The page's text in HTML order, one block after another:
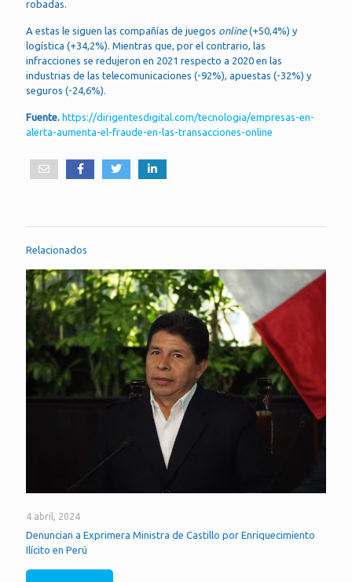
robadas.
A estas le siguen las compañías de juegos online(+50,4%) y
logística (+34,2%). Mientras que, por el contrario, las
infracciones se redujeron en 2021 respecto a 2020 en las
industrias de las telecomunicaciones (-92%), apuestas (-32%) y
seguros (-24,6%).
Fuente. https://dirigentesdigital.com/tecnologia/empresas-en-
alerta-aumenta-el-fraude-en-las-transacciones-online
Relacionados
4 abril, 2024
Denuncian a Exprimera Ministra de Castillo por Enriquecimiento
Ilícito en Perú